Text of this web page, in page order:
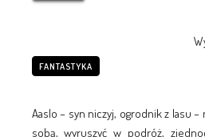
FANTASTYKA
Aaslo – syn niczyj, ogrodnik z lasu –
sobą, wyruszyć w podróż,